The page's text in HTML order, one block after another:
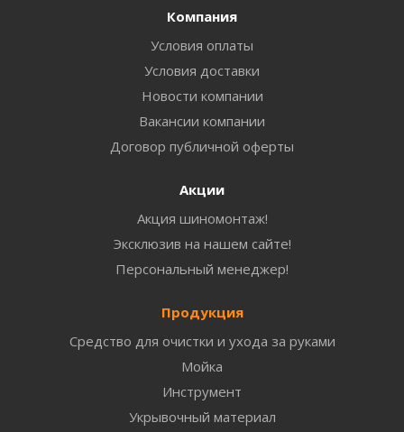
Компания
Условия оплаты
Условия доставки
Новости компании
Вакансии компании
Договор публичной оферты
Акции
Акция шиномонтаж!
Эксклюзив на нашем сайте!
Персональный менеджер!
Продукция
Средство для очистки и ухода за руками
Мойка
Инструмент
Укрывочный материал